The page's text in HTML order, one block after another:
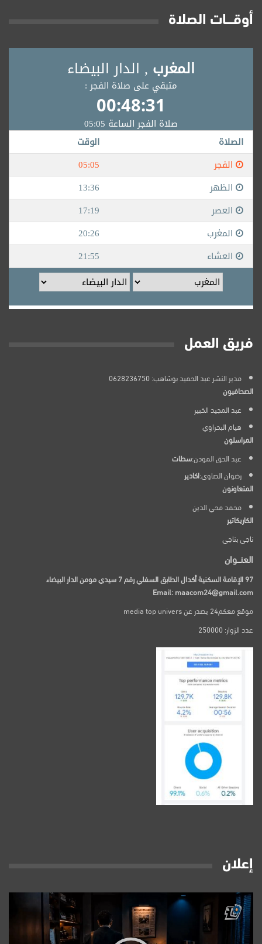
أوقــــات الصلاة
فريق العمل
مدير النشر عبد الحميد بوشاهب: 0628236750
الصحافيون
عبد المجيد الخبير
هيام البحراوي
المراسلون
عبد الحق المودن:سطات
رضوان الصاوي:اكادير
المتعاونون
محمد محي الدين
الكاريكاتير
ناجي بناجي
العنـــوان
97 الإقامة السكنية أكدال الطابق السفلي رقم 7 سيدي مومن الدار البيضاء
Email: maacom24@gmail.com
موقع معكم24 يصدر عن media top univers
عدد الزوار: 250000
إعلان
مشغل
الفيديو